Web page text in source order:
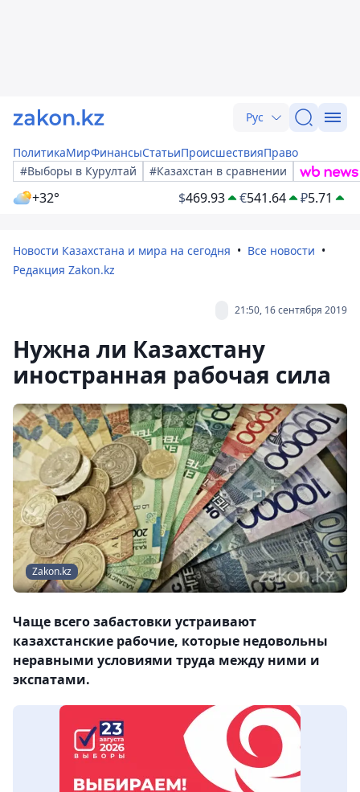
Рус
ПолитикаМирФинансыСтатьиПроисшествияПраво
#Выборы в Курултай
#Казахстан в сравнении
+32° $469.93 €541.64 ₽5.71
Новости Казахстана и мира на сегодня
Все новости
Редакция Zakon.kz
21:50, 16 сентября 2019
Нужна ли Казахстану
иностранная рабочая сила
Zakon.kz
Чаще всего забастовки устраивают
казахстанские рабочие, которые недовольны
неравными условиями труда между ними и
экспатами.